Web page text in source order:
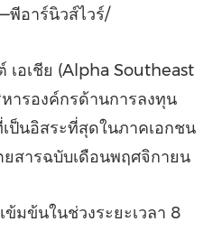
พีอาร์นิวส์ไวร์/
เอเชีย (Alpha Southeast
ารองค์กรด้านการลงทุน
ป็นอิสระที่สุดในภาคเอกชน
สารฉบับเดือนพฤศจิกายน
ข้มข้นในช่วงระยะเวลา 8